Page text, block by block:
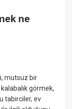
ne
mutsuz bir
kalabalık görmek,
tabirciler, ev